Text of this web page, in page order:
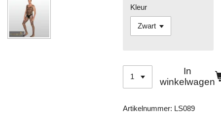
Kleur
In
winkelwagen
Artikelnummer: LS089